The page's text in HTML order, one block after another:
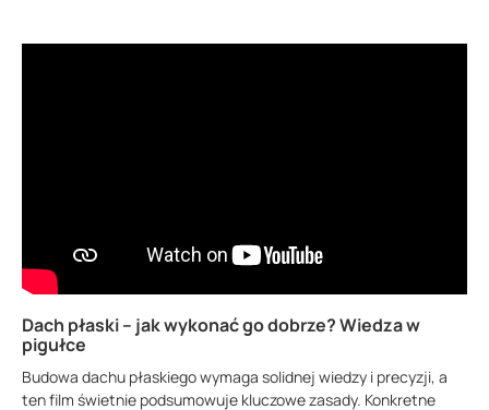
Dach płaski – jak wykonać go dobrze? Wiedza w
pigułce
Budowa dachu płaskiego wymaga solidnej wiedzy i precyzji, a
ten film świetnie podsumowuje kluczowe zasady. Konkretne